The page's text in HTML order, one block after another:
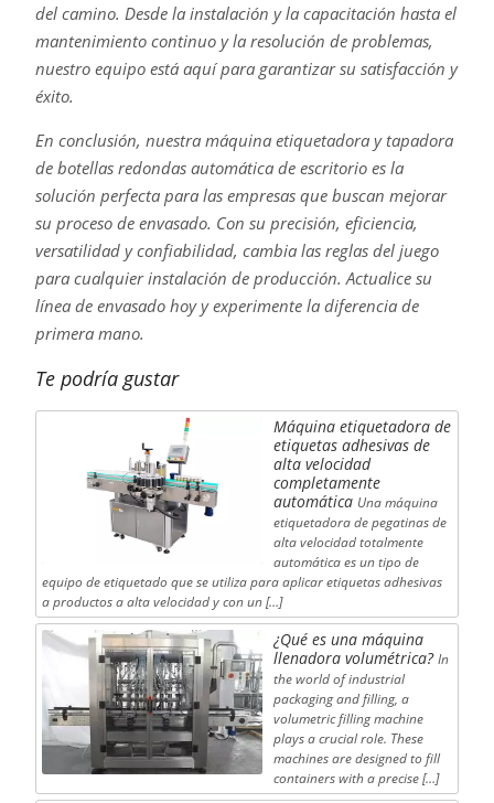
del camino. Desde la instalación y la capacitación hasta el
mantenimiento continuo y la resolución de problemas,
nuestro equipo está aquí para garantizar su satisfacción y
éxito.
En conclusión, nuestra máquina etiquetadora y tapadora
de botellas redondas automática de escritorio es la
solución perfecta para las empresas que buscan mejorar
su proceso de envasado. Con su precisión, eficiencia,
versatilidad y confiabilidad, cambia las reglas del juego
para cualquier instalación de producción. Actualice su
línea de envasado hoy y experimente la diferencia de
primera mano.
Te podría gustar
Máquina etiquetadora de
etiquetas adhesivas de
alta velocidad
completamente
automática Una máquina
etiquetadora de pegatinas de
alta velocidad totalmente
automática es un tipo de
equipo de etiquetado que se utiliza para aplicar etiquetas adhesivas
a productos a alta velocidad y con un […]
¿Qué es una máquina
llenadora volumétrica? In
the world of industrial
packaging and filling, a
volumetric filling machine
plays a crucial role. These
machines are designed to fill
containers with a precise […]